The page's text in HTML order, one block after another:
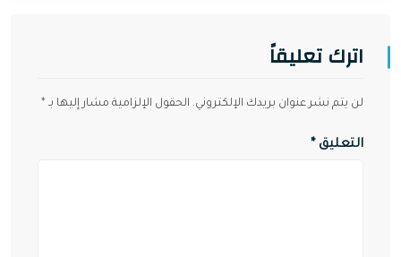
اترك تعليقاً
لن يتم نشر عنوان بريدك الإلكتروني. الحقول الإلزامية مشار إليها بـ *
التعليق *